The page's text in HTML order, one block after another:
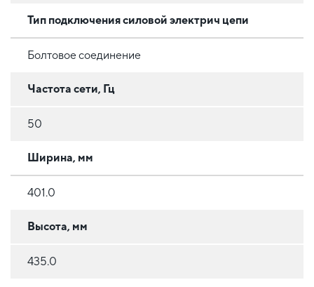
Тип подключения силовой электрич цепи
Болтовое соединение
Частота сети, Гц
50
Ширина, мм
401.0
Высота, мм
435.0